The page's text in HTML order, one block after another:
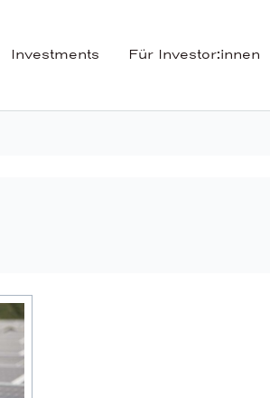
Investments Für Investor:innen